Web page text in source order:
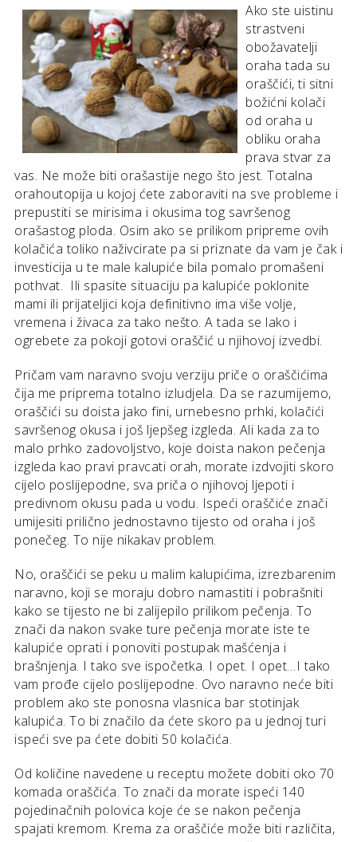
Ako ste uistinu
strastveni
obožavatelji
oraha tada su
oraščići, ti sitni
božićni kolači
od oraha u
obliku oraha
prava stvar za
vas. Ne može biti orašastije nego što jest. Totalna
orahoutopija u kojoj ćete zaboraviti na sve probleme i
prepustiti se mirisima i okusima tog savršenog
orašastog ploda. Osim ako se prilikom pripreme ovih
kolačića toliko naživcirate pa si priznate da vam je čak i
investicija u te male kalupiće bila pomalo promašeni
pothvat. Ili spasite situaciju pa kalupiće poklonite
mami ili prijateljici koja definitivno ima više volje,
vremena i živaca za tako nešto. A tada se lako i
ogrebete za pokoji gotovi oraščić u njihovoj izvedbi.
Pričam vam naravno svoju verziju priče o oraščićima
čija me priprema totalno izludjela. Da se razumijemo,
oraščići su doista jako fini, urnebesno prhki, kolačići
savršenog okusa i još ljepšeg izgleda. Ali kada za to
malo prhko zadovoljstvo, koje doista nakon pečenja
izgleda kao pravi pravcati orah, morate izdvojiti skoro
cijelo poslijepodne, sva priča o njihovoj ljepoti i
predivnom okusu pada u vodu. Ispeći oraščiće znači
umijesiti prilično jednostavno tijesto od oraha i još
ponečeg. To nije nikakav problem.
No, oraščići se peku u malim kalupićima, izrezbarenim
naravno, koji se moraju dobro namastiti i pobrašniti
kako se tijesto ne bi zalijepilo prilikom pečenja. To
znači da nakon svake ture pečenja morate iste te
kalupiće oprati i ponoviti postupak mašćenja i
brašnjenja. I tako sve ispočetka. I opet. I opet…I tako
vam prođe cijelo poslijepodne. Ovo naravno neće biti
problem ako ste ponosna vlasnica bar stotinjak
kalupića. To bi značilo da ćete skoro pa u jednoj turi
ispeći sve pa ćete dobiti 50 kolačića.
Od količine navedene u receptu možete dobiti oko 70
komada oraščića. To znači da morate ispeći 140
pojedinačnih polovica koje će se nakon pečenja
spajati kremom. Krema za oraščiće može biti različita,